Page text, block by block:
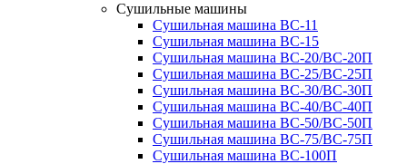
Сушильные машины
Сушильная машина ВС-11
Сушильная машина ВС-15
Сушильная машина ВС-20/ВС-20П
Сушильная машина ВС-25/ВС-25П
Сушильная машина ВС-30/ВС-30П
Сушильная машина ВС-40/ВС-40П
Сушильная машина ВС-50/ВС-50П
Сушильная машина ВС-75/ВС-75П
Сушильная машина ВС-100П